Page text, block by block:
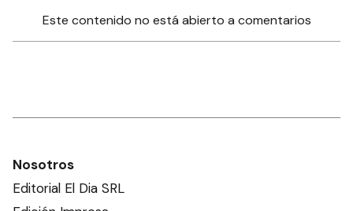
Este contenido no está abierto a comentarios
Nosotros
Editorial El Dia SRL